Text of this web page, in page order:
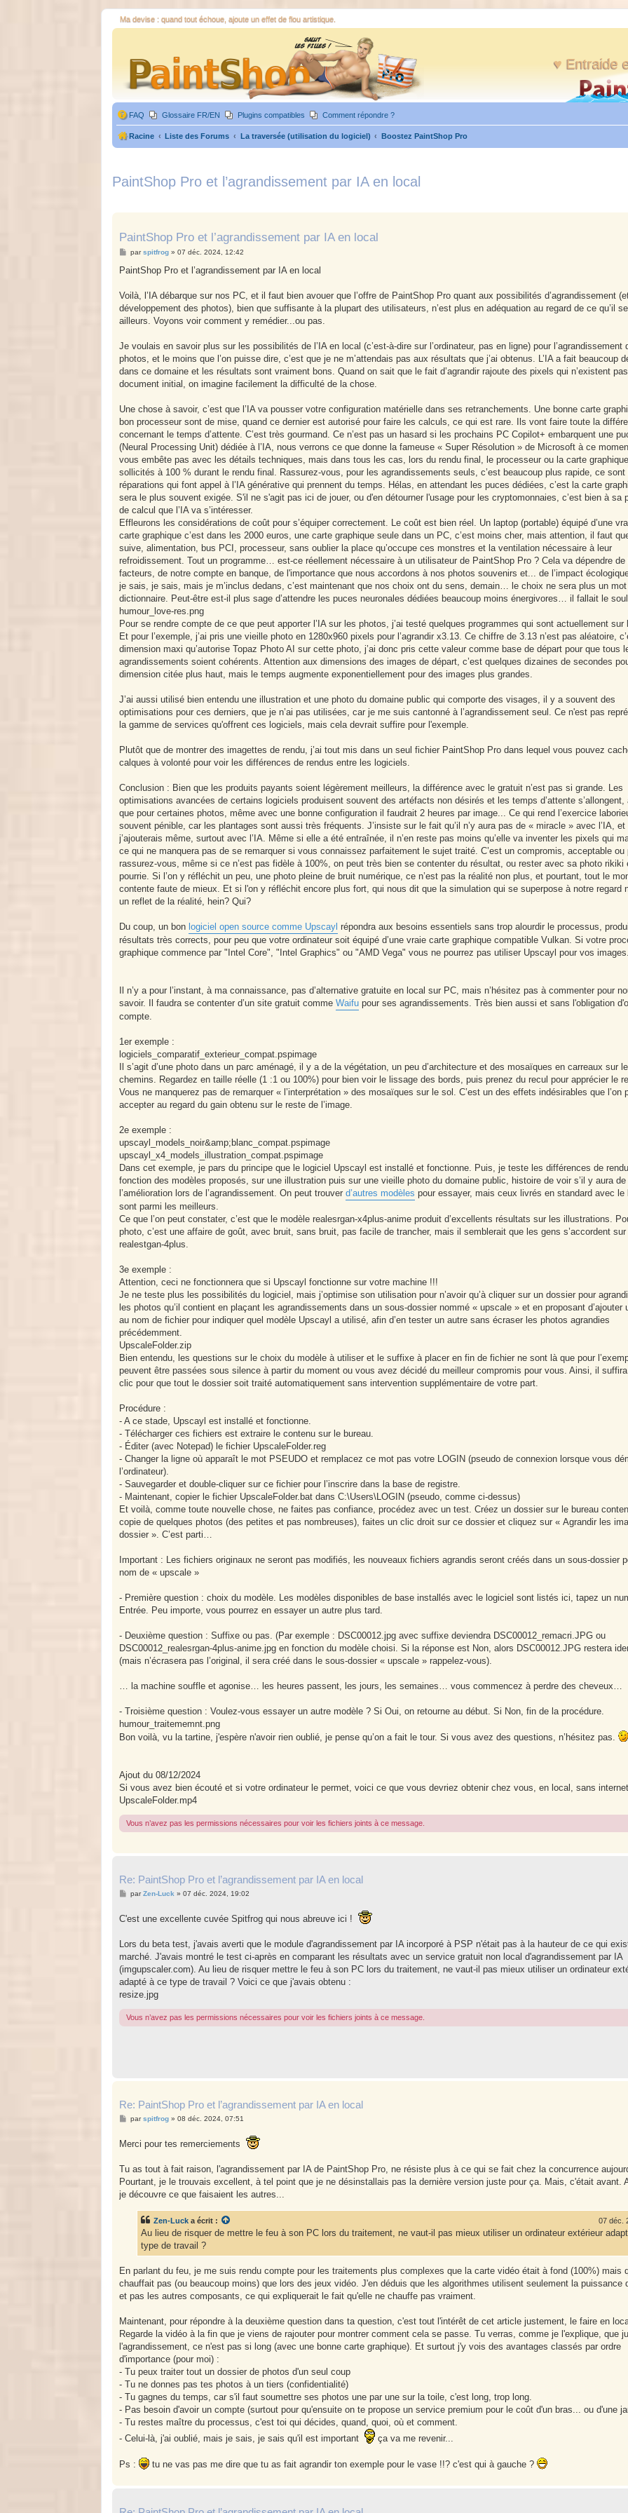
Ma devise : quand tout échoue, ajoute un effet de flou artistique.
♥ Entraide
FAQ Glossaire FR/EN Plugins compatibles Comment répondre ?
Racine Liste des Forums La traversée (utilisation du logiciel) Boostez PaintShop Pro
PaintShop Pro et l’agrandissement par IA en local
PaintShop Pro et l’agrandissement par IA en local
M
s
g
parspitfrog» 07 déc. 2024, 12:42
PaintShop Pro et l’agrandissement par IA en local
Voilà, l’IA débarque sur nos PC, et il faut bien avouer que l’offre de PaintShop Pro quant aux possibilités d’agrandissement
développement des photos), bien que suffisante à la plupart des utilisateurs, n’est plus en adéquation au regard de ce qu’il
ailleurs. Voyons voir comment y remédier...ou pas.
Je voulais en savoir plus sur les possibilités de l’IA en local (c’est-à-dire sur l’ordinateur, pas en ligne) pour l’agrandissement
photos, et le moins que l’on puisse dire, c’est que je ne m’attendais pas aux résultats que j’ai obtenus. L’IA a fait beaucoup
dans ce domaine et les résultats sont vraiment bons. Quand on sait que le fait d’agrandir rajoute des pixels qui n’existent
document initial, on imagine facilement la difficulté de la chose.
Une chose à savoir, c’est que l’IA va pousser votre configuration matérielle dans ses retranchements. Une bonne carte
bon processeur sont de mise, quand ce dernier est autorisé pour faire les calculs, ce qui est rare. Ils vont faire toute la
concernant le temps d’attente. C’est très gourmand. Ce n’est pas un hasard si les prochains PC Copilot+ embarquent une
(Neural Processing Unit) dédiée à l’IA, nous verrons ce que donne la fameuse « Super Résolution » de Microsoft à ce
vous embête pas avec les détails techniques, mais dans tous les cas, lors du rendu final, le processeur ou la carte
sollicités à 100 % durant le rendu final. Rassurez-vous, pour les agrandissements seuls, c’est beaucoup plus rapide, ce sont
réparations qui font appel à l’IA générative qui prennent du temps. Hélas, en attendant les puces dédiées, c’est la carte
sera le plus souvent exigée. S'il ne s'agit pas ici de jouer, ou d'en détourner l'usage pour les cryptomonnaies, c’est bien à sa
de calcul que l’IA va s’intéresser.
Effleurons les considérations de coût pour s’équiper correctement. Le coût est bien réel. Un laptop (portable) équipé d’une
carte graphique c’est dans les 2000 euros, une carte graphique seule dans un PC, c’est moins cher, mais attention, il faut
suive, alimentation, bus PCI, processeur, sans oublier la place qu’occupe ces monstres et la ventilation nécessaire à leur
refroidissement. Tout un programme… est-ce réellement nécessaire à un utilisateur de PaintShop Pro ? Cela va dépendre de
facteurs, de notre compte en banque, de l'importance que nous accordons à nos photos souvenirs et... de l’impact
je sais, je sais, mais je m’inclus dedans, c’est maintenant que nos choix ont du sens, demain… le choix ne sera plus un
dictionnaire. Peut-être est-il plus sage d’attendre les puces neuronales dédiées beaucoup moins énergivores… il fallait le
humour_love-res.png
Pour se rendre compte de ce que peut apporter l’IA sur les photos, j’ai testé quelques programmes qui sont actuellement sur
Et pour l’exemple, j’ai pris une vieille photo en 1280x960 pixels pour l’agrandir x3.13. Ce chiffre de 3.13 n’est pas aléatoire,
dimension maxi qu’autorise Topaz Photo AI sur cette photo, j’ai donc pris cette valeur comme base de départ pour que tous
agrandissements soient cohérents. Attention aux dimensions des images de départ, c’est quelques dizaines de secondes
dimension citée plus haut, mais le temps augmente exponentiellement pour des images plus grandes.
J’ai aussi utilisé bien entendu une illustration et une photo du domaine public qui comporte des visages, il y a souvent des
optimisations pour ces derniers, que je n’ai pas utilisées, car je me suis cantonné à l’agrandissement seul. Ce n'est pas
la gamme de services qu'offrent ces logiciels, mais cela devrait suffire pour l'exemple.
Plutôt que de montrer des imagettes de rendu, j’ai tout mis dans un seul fichier PaintShop Pro dans lequel vous pouvez
calques à volonté pour voir les différences de rendus entre les logiciels.
Conclusion : Bien que les produits payants soient légèrement meilleurs, la différence avec le gratuit n’est pas si grande. Les
optimisations avancées de certains logiciels produisent souvent des artéfacts non désirés et les temps d’attente s’allongent,
que pour certaines photos, même avec une bonne configuration il faudrait 2 heures par image... Ce qui rend l’exercice
souvent pénible, car les plantages sont aussi très fréquents. J’insiste sur le fait qu’il n’y aura pas de « miracle » avec l’IA, et
j’ajouterais même, surtout avec l’IA. Même si elle a été entraînée, il n’en reste pas moins qu’elle va inventer les pixels qui
ce qui ne manquera pas de se remarquer si vous connaissez parfaitement le sujet traité. C’est un compromis, acceptable ou
rassurez-vous, même si ce n’est pas fidèle à 100%, on peut très bien se contenter du résultat, ou rester avec sa photo rikiki
pourrie. Si l’on y réfléchit un peu, une photo pleine de bruit numérique, ce n’est pas la réalité non plus, et pourtant, tout le
contente faute de mieux. Et si l'on y réfléchit encore plus fort, qui nous dit que la simulation qui se superpose à notre regard
un reflet de la réalité, hein? Qui?
Du coup, un bon logiciel open source comme Upscayl répondra aux besoins essentiels sans trop alourdir le processus,
résultats très corrects, pour peu que votre ordinateur soit équipé d’une vraie carte graphique compatible Vulkan. Si votre
graphique commence par "Intel Core", "Intel Graphics" ou "AMD Vega" vous ne pourrez pas utiliser Upscayl pour vos images.
Il n’y a pour l’instant, à ma connaissance, pas d’alternative gratuite en local sur PC, mais n’hésitez pas à commenter pour
savoir. Il faudra se contenter d’un site gratuit comme Waifu pour ses agrandissements. Très bien aussi et sans l'obligation
compte.
1er exemple :
logiciels_comparatif_exterieur_compat.pspimage
Il s’agit d’une photo dans un parc aménagé, il y a de la végétation, un peu d’architecture et des mosaïques en carreaux sur
chemins. Regardez en taille réelle (1 :1 ou 100%) pour bien voir le lissage des bords, puis prenez du recul pour apprécier le
Vous ne manquerez pas de remarquer « l’interprétation » des mosaïques sur le sol. C’est un des effets indésirables que l’on
accepter au regard du gain obtenu sur le reste de l’image.
2e exemple :
upscayl_models_noir&amp;blanc_compat.pspimage
upscayl_x4_models_illustration_compat.pspimage
Dans cet exemple, je pars du principe que le logiciel Upscayl est installé et fonctionne. Puis, je teste les différences de
fonction des modèles proposés, sur une illustration puis sur une vieille photo du domaine public, histoire de voir s’il y aura de
l’amélioration lors de l’agrandissement. On peut trouver d’autres modèles pour essayer, mais ceux livrés en standard avec le
sont parmi les meilleurs.
Ce que l’on peut constater, c’est que le modèle realesrgan-x4plus-anime produit d’excellents résultats sur les illustrations.
photo, c’est une affaire de goût, avec bruit, sans bruit, pas facile de trancher, mais il semblerait que les gens s’accordent sur
realestgan-4plus.
3e exemple :
Attention, ceci ne fonctionnera que si Upscayl fonctionne sur votre machine !!!
Je ne teste plus les possibilités du logiciel, mais j’optimise son utilisation pour n’avoir qu’à cliquer sur un dossier pour
les photos qu’il contient en plaçant les agrandissements dans un sous-dossier nommé « upscale » et en proposant d’ajouter
au nom de fichier pour indiquer quel modèle Upscayl a utilisé, afin d’en tester un autre sans écraser les photos agrandies
précédemment.
UpscaleFolder.zip
Bien entendu, les questions sur le choix du modèle à utiliser et le suffixe à placer en fin de fichier ne sont là que pour
peuvent être passées sous silence à partir du moment ou vous avez décidé du meilleur compromis pour vous. Ainsi, il suffira
clic pour que tout le dossier soit traité automatiquement sans intervention supplémentaire de votre part.
Procédure :
- A ce stade, Upscayl est installé et fonctionne.
- Télécharger ces fichiers est extraire le contenu sur le bureau.
- Éditer (avec Notepad) le fichier UpscaleFolder.reg
- Changer la ligne où apparaît le mot PSEUDO et remplacez ce mot pas votre LOGIN (pseudo de connexion lorsque vous
l’ordinateur).
- Sauvegarder et double-cliquer sur ce fichier pour l’inscrire dans la base de registre.
- Maintenant, copier le fichier UpscaleFolder.bat dans C:\Users\LOGIN (pseudo, comme ci-dessus)
Et voilà, comme toute nouvelle chose, ne faites pas confiance, procédez avec un test. Créez un dossier sur le bureau
copie de quelques photos (des petites et pas nombreuses), faites un clic droit sur ce dossier et cliquez sur « Agrandir les
dossier ». C’est parti…
Important : Les fichiers originaux ne seront pas modifiés, les nouveaux fichiers agrandis seront créés dans un sous-dossier
nom de « upscale »
- Première question : choix du modèle. Les modèles disponibles de base installés avec le logiciel sont listés ici, tapez un
Entrée. Peu importe, vous pourrez en essayer un autre plus tard.
- Deuxième question : Suffixe ou pas. (Par exemple : DSC00012.jpg avec suffixe deviendra DSC00012_remacri.JPG ou
DSC00012_realesrgan-4plus-anime.jpg en fonction du modèle choisi. Si la réponse est Non, alors DSC00012.JPG restera
(mais n’écrasera pas l’original, il sera créé dans le sous-dossier « upscale » rappelez-vous).
… la machine souffle et agonise… les heures passent, les jours, les semaines… vous commencez à perdre des cheveux…
- Troisième question : Voulez-vous essayer un autre modèle ? Si Oui, on retourne au début. Si Non, fin de la procédure.
humour_traitememnt.png
Bon voilà, vu la tartine, j'espère n'avoir rien oublié, je pense qu’on a fait le tour. Si vous avez des questions, n’hésitez pas.
Ajout du 08/12/2024
Si vous avez bien écouté et si votre ordinateur le permet, voici ce que vous devriez obtenir chez vous, en local, sans
UpscaleFolder.mp4
Vous n’avez pas les permissions nécessaires pour voir les fichiers joints à ce message.
Re: PaintShop Pro et l’agrandissement par IA en local
M
s
e
parZen-Luck » 07 déc. 2024, 19:02
C'est une excellente cuvée Spitfrog qui nous abreuve ici !
Lors du beta test, j'avais averti que le module d'agrandissement par IA incorporé à PSP n'était pas à la hauteur de ce qui
marché. J'avais montré le test ci-après en comparant les résultats avec un service gratuit non local d'agrandissement par IA
(imgupscaler.com). Au lieu de risquer mettre le feu à son PC lors du traitement, ne vaut-il pas mieux utiliser un ordinateur
adapté à ce type de travail ? Voici ce que j'avais obtenu :
resize.jpg
Vous n’avez pas les permissions nécessaires pour voir les fichiers joints à ce message.
Re: PaintShop Pro et l’agrandissement par IA en local
M
s
e
parspitfrog» 08 déc. 2024, 07:51
Merci pour tes remerciements
Tu as tout à fait raison, l'agrandissement par IA de PaintShop Pro, ne résiste plus à ce qui se fait chez la concurrence
Pourtant, je le trouvais excellent, à tel point que je ne désinstallais pas la dernière version juste pour ça. Mais, c'était avant.
je découvre ce que faisaient les autres...
Zen-Luck a écrit : 07 déc.
Au lieu de risquer de mettre le feu à son PC lors du traitement, ne vaut-il pas mieux utiliser un ordinateur extérieur
type de travail ?
En parlant du feu, je me suis rendu compte pour les traitements plus complexes que la carte vidéo était à fond (100%) mais
chauffait pas (ou beaucoup moins) que lors des jeux vidéo. J'en déduis que les algorithmes utilisent seulement la puissance
et pas les autres composants, ce qui expliquerait le fait qu'elle ne chauffe pas vraiment.
Maintenant, pour répondre à la deuxième question dans ta question, c'est tout l'intérêt de cet article justement, le faire en
Regarde la vidéo à la fin que je viens de rajouter pour montrer comment cela se passe. Tu verras, comme je l'explique, que
l'agrandissement, ce n'est pas si long (avec une bonne carte graphique). Et surtout j'y vois des avantages classés par ordre
d'importance (pour moi) :
- Tu peux traiter tout un dossier de photos d'un seul coup
- Tu ne donnes pas tes photos à un tiers (confidentialité)
- Tu gagnes du temps, car s'il faut soumettre ses photos une par une sur la toile, c'est long, trop long.
- Pas besoin d'avoir un compte (surtout pour qu'ensuite on te propose un service premium pour le coût d'un bras... ou d'une
- Tu restes maître du processus, c'est toi qui décides, quand, quoi, où et comment.
- Celui-là, j'ai oublié, mais je sais, je sais qu'il est important
ça va me revenir...
Ps : tu ne vas pas me dire que tu as fait agrandir ton exemple pour le vase !!? c'est qui à gauche ?